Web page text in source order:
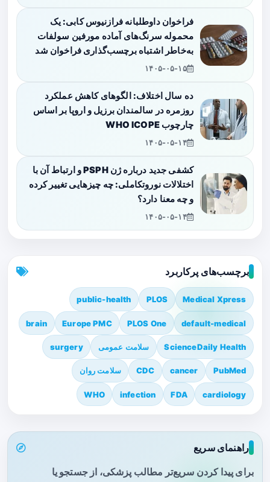
فراخوان داوطلبانه فرازنیوس کابی: یک
محموله سرنگ‌های آماده مورفین سولفات
به‌خاطر اشتباه برچسب‌گذاری فراخوان شد
۱۴۰۵-۰۵-۱۵
ده سال اختلاف: الگوهای کاهش عملکرد
روزمره در سالمندان برزیل و اروپا بر اساس
چارچوب WHO ICOPE
۱۴۰۵-۰۵-۱۴
کشفی جدید درباره ژن PSPH و ارتباط آن با
اختلالات نوروتکاملی: چه چیزهایی تغییر کرده
و چه معنا دارد؟
۱۴۰۵-۰۵-۱۴
برچسب‌های پرکاربرد
Medical Xpress
PLOS
public-health
default-medical
PLOS One
Europe PMC
brain
ScienceDaily Health سلامت عمومی surgery
PubMed
cancer
CDC سلامت روان
cardiology
FDA
infection
WHO
راهنمای سریع
برای پیدا کردن سریع‌تر مطالب پزشکی، از جستجو یا